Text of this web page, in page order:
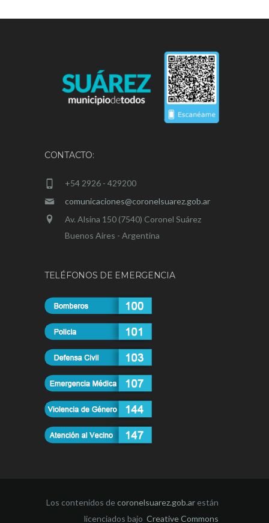
CONTACTO:
+54 2926 - 429200
comunicaciones@coronelsuarez.gob.ar
Av. Alsina 150 (7540) Coronel Suárez
Buenos Aires - Argentina
TELÉFONOS DE EMERGENCIA
Los contenidos decoronelsuarez.gob.ar están
licenciados bajo Creative Commons